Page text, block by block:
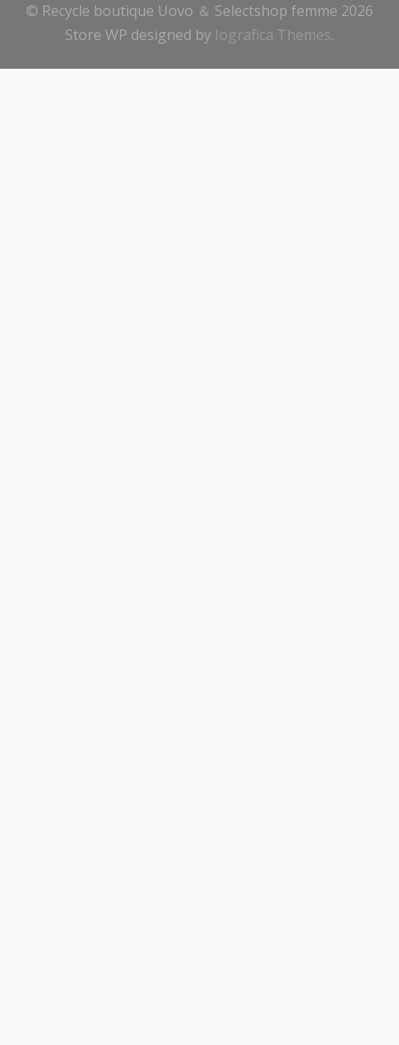
© Recycle boutique Uovo ＆ Selectshop femme 2026
Store WP designed by Iografica Themes.